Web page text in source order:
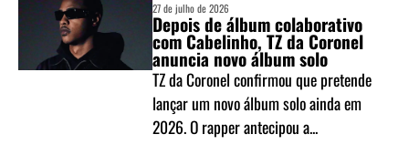
27 de julho de 2026
Depois de álbum colaborativo
com Cabelinho, TZ da Coronel
anuncia novo álbum solo
TZ da Coronel confirmou que pretende
lançar um novo álbum solo ainda em
2026. O rapper antecipou a...